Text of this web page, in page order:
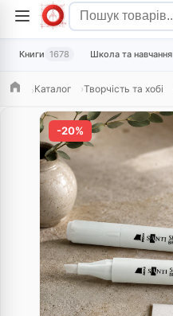
Книги 1678 Школа та навчання
ГоловнаКаталог Творчість та хобі
-20%